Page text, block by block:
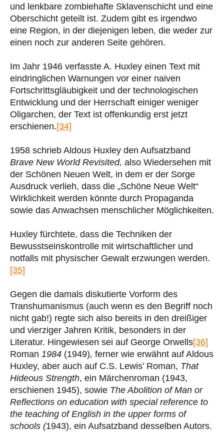
und lenkbare zombiehafte Sklavenschicht und eine
Oberschicht geteilt ist. Zudem gibt es irgendwo
eine Region, in der diejenigen leben, die weder zur
einen noch zur anderen Seite gehören.
Im Jahr 1946 verfasste A. Huxley einen Text mit
eindringlichen Warnungen vor einer naiven
Fortschrittsgläubigkeit und der technologischen
Entwicklung und der Herrschaft einiger weniger
Oligarchen, der Text ist offenkundig erst jetzt
erschienen.[34]
1958 schrieb Aldous Huxley den Aufsatzband
Brave New World Revisited, also Wiedersehen mit
der Schönen Neuen Welt, in dem er der Sorge
Ausdruck verlieh, dass die „Schöne Neue Welt“
Wirklichkeit werden könnte durch Propaganda
sowie das Anwachsen menschlicher Möglichkeiten.
Huxley fürchtete, dass die Techniken der
Bewusstseinskontrolle mit wirtschaftlicher und
notfalls mit physischer Gewalt erzwungen werden.
[35]
Gegen die damals diskutierte Vorform des
Transhumanismus (auch wenn es den Begriff noch
nicht gab!) regte sich also bereits in den dreißiger
und vierziger Jahren Kritik, besonders in der
Literatur. Hingewiesen sei auf George Orwells[36]
Roman 1984 (1949), ferner wie erwähnt auf Aldous
Huxley, aber auch auf C.S. Lewis’ Roman, That
Hideous Strength, ein Märchenroman (1943,
erschienen 1945), sowie The Abolition of Man or
Reflections on education with special reference to
the teaching of English in the upper forms of
schools (1943), ein Aufsatzband desselben Autors.